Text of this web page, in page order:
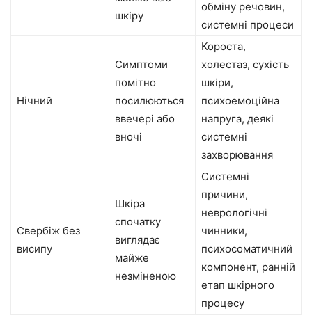
шкіру
обміну речовин,
системні процеси
Нічний
Симптоми
помітно
посилюються
ввечері або
вночі
Короста,
холестаз, сухість
шкіри,
психоемоційна
напруга, деякі
системні
захворювання
Свербіж без
висипу
Шкіра
спочатку
виглядає
майже
незміненою
Системні
причини,
неврологічні
чинники,
психосоматичний
компонент, ранній
етап шкірного
процесу